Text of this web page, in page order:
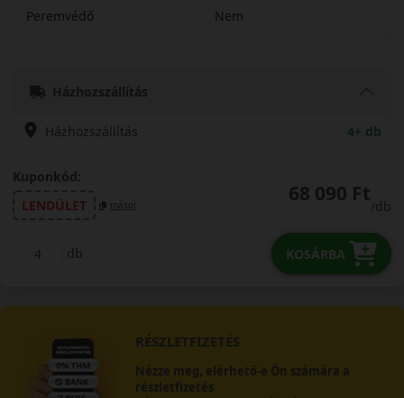
Peremvédő
Nem
Házhozszállítás
Házhozszállítás 4+ db
Kuponkód:
LENDÜLET
másol 68 090 Ft
/db
db KOSÁRBA
RÉSZLETFIZETÉS
Nézze meg, elérhető-e Ön számára a
részletfizetés